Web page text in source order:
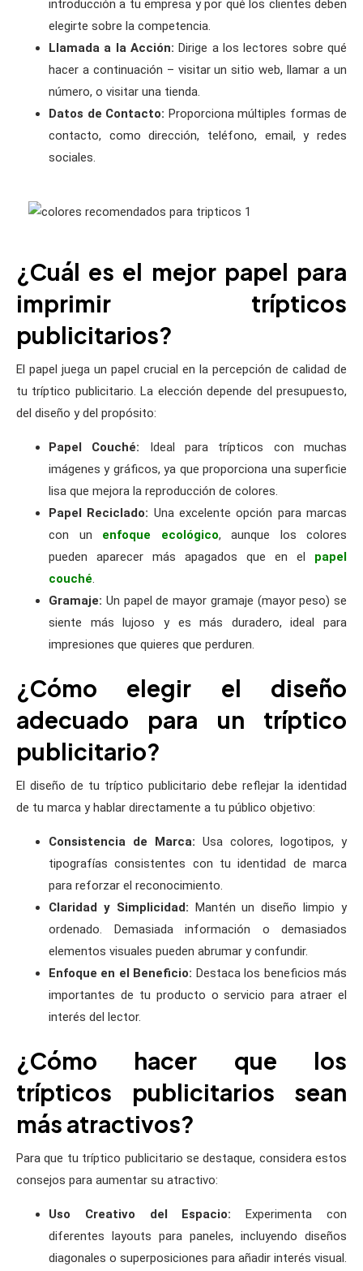
introducción a tu empresa y por qué los clientes deben
elegirte sobre la competencia.
Llamada a la Acción: Dirige a los lectores sobre qué
hacer a continuación – visitar un sitio web, llamar a un
número, o visitar una tienda.
Datos de Contacto: Proporciona múltiples formas de
contacto, como dirección, teléfono, email, y redes
sociales.
¿Cuál es el mejor papel para
imprimir trípticos
publicitarios?
El papel juega un papel crucial en la percepción de calidad de
tu tríptico publicitario. La elección depende del presupuesto,
del diseño y del propósito:
Papel Couché: Ideal para trípticos con muchas
imágenes y gráficos, ya que proporciona una superficie
lisa que mejora la reproducción de colores.
Papel Reciclado: Una excelente opción para marcas
con un enfoque ecológico, aunque los colores
pueden aparecer más apagados que en el papel
couché.
Gramaje: Un papel de mayor gramaje (mayor peso) se
siente más lujoso y es más duradero, ideal para
impresiones que quieres que perduren.
¿Cómo elegir el diseño
adecuado para un tríptico
publicitario?
El diseño de tu tríptico publicitario debe reflejar la identidad
de tu marca y hablar directamente a tu público objetivo:
Consistencia de Marca: Usa colores, logotipos, y
tipografías consistentes con tu identidad de marca
para reforzar el reconocimiento.
Claridad y Simplicidad: Mantén un diseño limpio y
ordenado. Demasiada información o demasiados
elementos visuales pueden abrumar y confundir.
Enfoque en el Beneficio: Destaca los beneficios más
importantes de tu producto o servicio para atraer el
interés del lector.
¿Cómo hacer que los
trípticos publicitarios sean
más atractivos?
Para que tu tríptico publicitario se destaque, considera estos
consejos para aumentar su atractivo:
Uso Creativo del Espacio: Experimenta con
diferentes layouts para paneles, incluyendo diseños
diagonales o superposiciones para añadir interés visual.